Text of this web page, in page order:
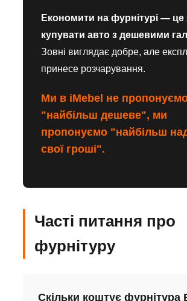
Економити на фурнітурі — це
купувати авто з дешевими
Зовні виглядає добре, але
принесе розчарування.
Ми в iMebel не
"найбільш дешеве", ми
пропонуємо "найбільш
свої гроші".
Часті питання про
фурнітуру
Скільки коштує фурнітура